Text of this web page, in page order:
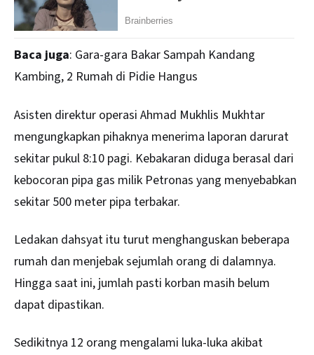
Baca juga: Gara-gara Bakar Sampah Kandang
Kambing, 2 Rumah di Pidie Hangus
Asisten direktur operasi Ahmad Mukhlis Mukhtar
mengungkapkan pihaknya menerima laporan darurat
sekitar pukul 8:10 pagi. Kebakaran diduga berasal dari
kebocoran pipa gas milik Petronas yang menyebabkan
sekitar 500 meter pipa terbakar.
Ledakan dahsyat itu turut menghanguskan beberapa
rumah dan menjebak sejumlah orang di dalamnya.
Hingga saat ini, jumlah pasti korban masih belum
dapat dipastikan.
Sedikitnya 12 orang mengalami luka-luka akibat